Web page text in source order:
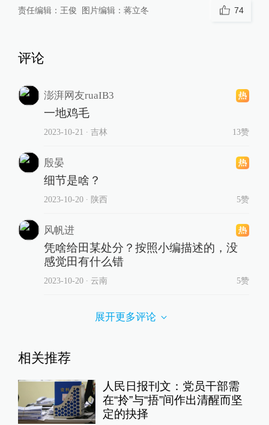
责任编辑： 王俊 图片编辑： 蒋立冬 74
评论
澎湃网友ruaIB3
一地鸡毛
2023-10-21 ∙ 吉林 13赞
殷晏
细节是啥？
2023-10-20∙ 陕西 5赞
风帆进
凭啥给田某处分？按照小编描述的，没
感觉田有什么错
2023-10-20∙ 云南 5赞
展开更多评论
相关推荐
人民日报刊文：党员干部需
在“拎”与“捂”间作出清醒而坚
定的抉择